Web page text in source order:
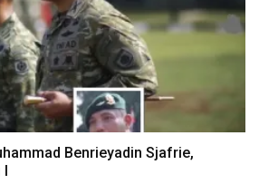
Benrieyadin Sjafrie,
I